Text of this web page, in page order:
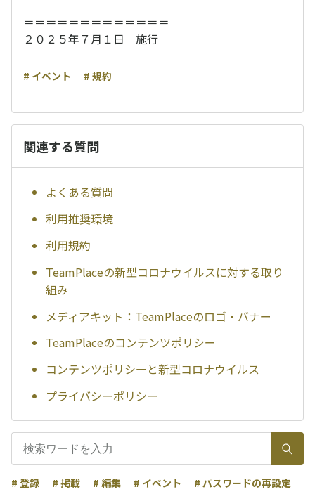
＝＝＝＝＝＝＝＝＝＝＝＝＝
２０２５年７月１日 施行
# イベント # 規約
関連する質問
よくある質問
利用推奨環境
利用規約
TeamPlaceの新型コロナウイルスに対する取り
組み
メディアキット：TeamPlaceのロゴ・バナー
TeamPlaceのコンテンツポリシー
コンテンツポリシーと新型コロナウイルス
プライバシーポリシー
# 登録 # 掲載 # 編集 # イベント # パスワードの再設定